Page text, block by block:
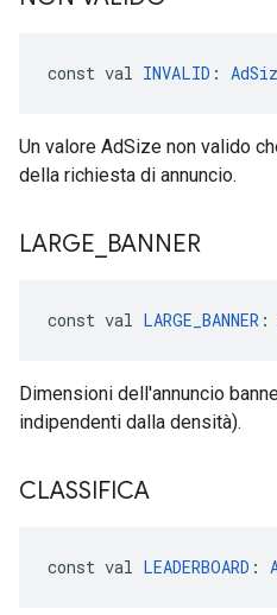
const val INVALID :
Un valore AdSize non valido
della richiesta di annuncio.
LARGE BANNER
const val LARGE_BANNER :
Dimensioni dell'annuncio
indipendenti dalla densità).
CLASSIFICA
const val LEADERBOARD :